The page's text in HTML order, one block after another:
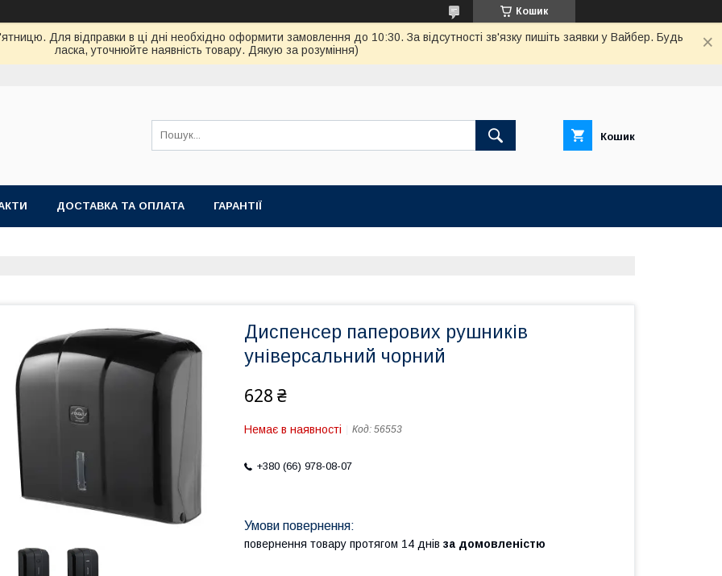
Кошик
Для відправки в ці дні необхідно оформити замовлення до 10:30. За відсутності зв'язку пишіть заявки у Вайбер. Будь
ласка, уточнюйте наявність товару. Дякую за розуміння)
Кошик
ДОСТАВКА ТА ОПЛАТА ГАРАНТІЇ
Диспенсер паперових рушників
універсальний чорний
628 ₴
Немає в наявності Код: 56553
+380 (66) 978-08-07
повернення товару протягом 14 днів за домовленістю